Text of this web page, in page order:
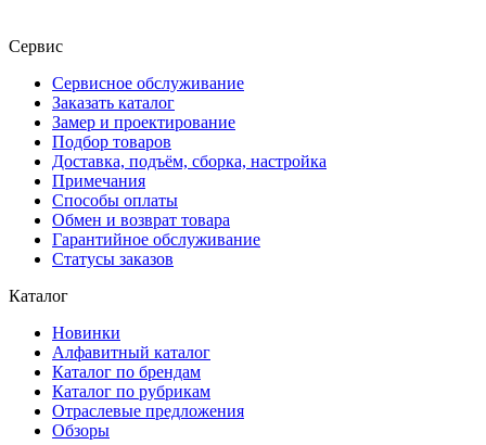
Сервис
Сервисное обслуживание
Заказать каталог
Замер и проектирование
Подбор товаров
Доставка, подъём, сборка, настройка
Примечания
Способы оплаты
Обмен и возврат товара
Гарантийное обслуживание
Статусы заказов
Каталог
Новинки
Алфавитный каталог
Каталог по брендам
Каталог по рубрикам
Отраслевые предложения
Обзоры